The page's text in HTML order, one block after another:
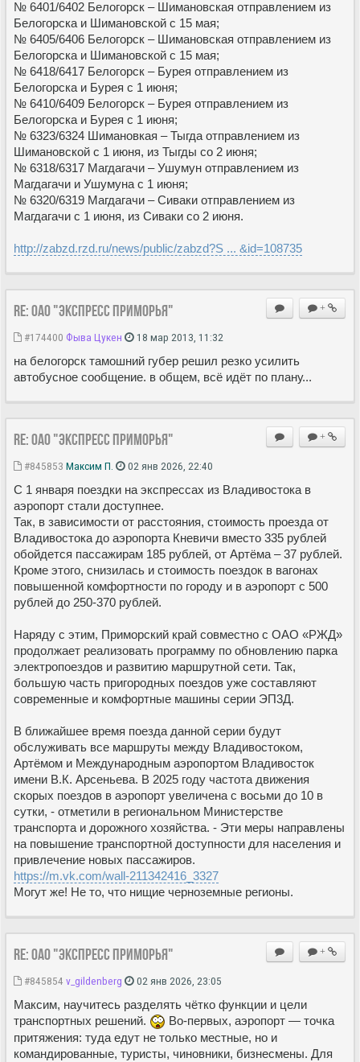
№ 6401/6402 Белогорск – Шимановская отправлением из
Белогорска и Шимановской с 15 мая;
№ 6405/6406 Белогорск – Шимановская отправлением из
Белогорска и Шимановской с 15 мая;
№ 6418/6417 Белогорск – Бурея отправлением из
Белогорска и Бурея с 1 июня;
№ 6410/6409 Белогорск – Бурея отправлением из
Белогорска и Бурея с 1 июня;
№ 6323/6324 Шимановкая – Тыгда отправлением из
Шимановской с 1 июня, из Тыгды со 2 июня;
№ 6318/6317 Магдагачи – Ушумун отправлением из
Магдагачи и Ушумуна с 1 июня;
№ 6320/6319 Магдагачи – Сиваки отправлением из
Магдагачи с 1 июня, из Сиваки со 2 июня.
http://zabzd.rzd.ru/news/public/zabzd?S ... &id=108735
+
Re: ОАО "Экспресс Приморья"
#174400 Фыва Цукен 18 мар 2013, 11:32
на белогорск тамошний губер решил резко усилить
автобусное сообщение. в общем, всё идёт по плану...
+
Re: ОАО "Экспресс Приморья"
#845853 Максим П. 02 янв 2026, 22:40
С 1 января поездки на экспрессах из Владивостока в
аэропорт стали доступнее.
Так, в зависимости от расстояния, стоимость проезда от
Владивостока до аэропорта Кневичи вместо 335 рублей
обойдется пассажирам 185 рублей, от Артёма – 37 рублей.
Кроме этого, снизилась и стоимость поездок в вагонах
повышенной комфортности по городу и в аэропорт с 500
рублей до 250-370 рублей.
Наряду с этим, Приморский край совместно с ОАО «РЖД»
продолжает реализовать программу по обновлению парка
электропоездов и развитию маршрутной сети. Так,
большую часть пригородных поездов уже составляют
современные и комфортные машины серии ЭП3Д.
В ближайшее время поезда данной серии будут
обслуживать все маршруты между Владивостоком,
Артёмом и Международным аэропортом Владивосток
имени В.К. Арсеньева. В 2025 году частота движения
скорых поездов в аэропорт увеличена с восьми до 10 в
сутки, - отметили в региональном Министерстве
транспорта и дорожного хозяйства. - Эти меры направлены
на повышение транспортной доступности для населения и
привлечение новых пассажиров.
https://m.vk.com/wall-211342416_3327
Могут же! Не то, что нищие черноземные регионы.
+
Re: ОАО "Экспресс Приморья"
#845854 v_gildenberg 02 янв 2026, 23:05
Максим, научитесь разделять чётко функции и цели
транспортных решений.
Во-первых, аэропорт — точка
притяжения: туда едут не только местные, но и
командированные, туристы, чиновники, бизнесмены. Для